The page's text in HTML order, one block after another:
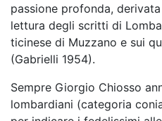
passione profonda,
lettura degli scritti di
ticinese di Muzzano e sui
(Gabrielli 1954).
Sempre Giorgio Chiosso
lombardiani (categoria